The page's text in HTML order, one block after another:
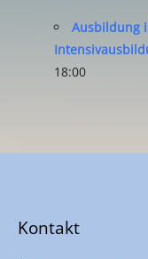
Ausbildung
18:00
Kontakt